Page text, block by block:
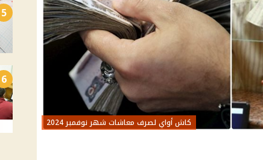
كاش أواي لصرف معاشات شهر نوفمبر 2024
5
6